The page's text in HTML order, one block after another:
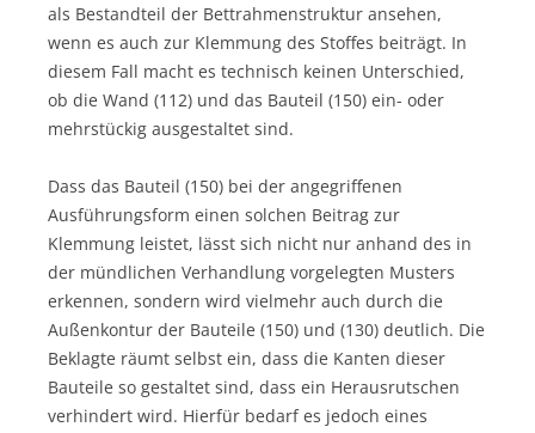
als Bestandteil der Bettrahmenstruktur ansehen,
wenn es auch zur Klemmung des Stoffes beiträgt. In
diesem Fall macht es technisch keinen Unterschied,
ob die Wand (112) und das Bauteil (150) ein- oder
mehrstückig ausgestaltet sind.
Dass das Bauteil (150) bei der angegriffenen
Ausführungsform einen solchen Beitrag zur
Klemmung leistet, lässt sich nicht nur anhand des in
der mündlichen Verhandlung vorgelegten Musters
erkennen, sondern wird vielmehr auch durch die
Außenkontur der Bauteile (150) und (130) deutlich. Die
Beklagte räumt selbst ein, dass die Kanten dieser
Bauteile so gestaltet sind, dass ein Herausrutschen
verhindert wird. Hierfür bedarf es jedoch eines